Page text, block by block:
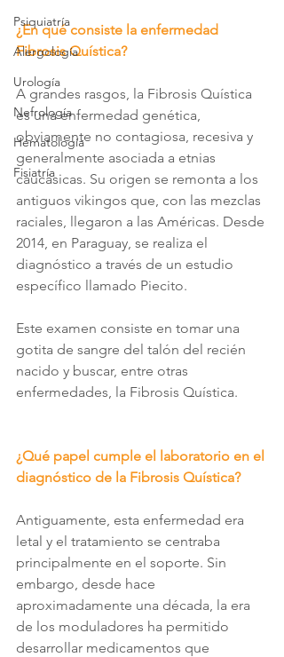
Psiquiatría
Alergología
Urología
Nefrología
Hematología
Fisiatría
¿En qué consiste la enfermedad
Fibrosis Quística?
A grandes rasgos, la Fibrosis Quística
es una enfermedad genética,
obviamente no contagiosa, recesiva y
generalmente asociada a etnias
caucásicas. Su origen se remonta a los
antiguos vikingos que, con las mezclas
raciales, llegaron a las Américas. Desde
2014, en Paraguay, se realiza el
diagnóstico a través de un estudio
específico llamado Piecito.
Este examen consiste en tomar una
gotita de sangre del talón del recién
nacido y buscar, entre otras
enfermedades, la Fibrosis Quística.
¿Qué papel cumple el laboratorio en el
diagnóstico de la Fibrosis Quística?
Antiguamente, esta enfermedad era
letal y el tratamiento se centraba
principalmente en el soporte. Sin
embargo, desde hace
aproximadamente una década, la era
de los moduladores ha permitido
desarrollar medicamentos que